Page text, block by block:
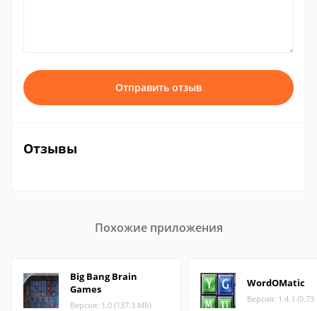
Отправить отзыв
Отзывы
Похожие приложения
Big Bang Brain
Games
Версия: 1.0 (137.3 МБ)
WordOMatic
Версия: 1.4.1